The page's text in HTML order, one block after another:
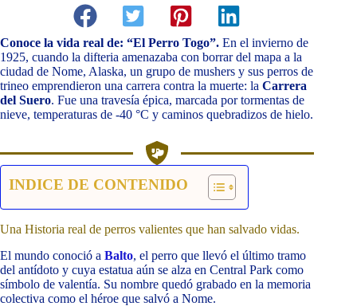
Conoce la vida real de: “El Perro Togo”. En el invierno de
1925, cuando la difteria amenazaba con borrar del mapa a la
ciudad de Nome, Alaska, un grupo de mushers y sus perros de
trineo emprendieron una carrera contra la muerte: la Carrera
del Suero. Fue una travesía épica, marcada por tormentas de
nieve, temperaturas de -40 °C y caminos quebradizos de hielo.
INDICE DE CONTENIDO
Una Historia real de perros valientes que han salvado vidas.
El mundo conoció a Balto, el perro que llevó el último tramo
del antídoto y cuya estatua aún se alza en Central Park como
símbolo de valentía. Su nombre quedó grabado en la memoria
colectiva como el héroe que salvó a Nome.